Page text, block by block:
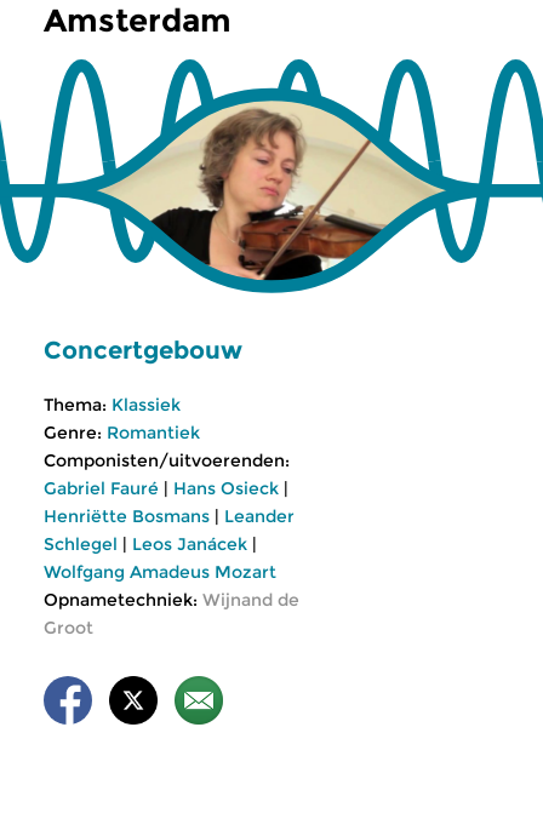
Amsterdam
Concertgebouw
Thema: Klassiek
Genre: Romantiek
Componisten/uitvoerenden:
Gabriel Fauré | Hans Osieck |
Henriëtte Bosmans | Leander
Schlegel | Leos Janácek |
Wolfgang Amadeus Mozart
Opnametechniek: Wijnand de
Groot